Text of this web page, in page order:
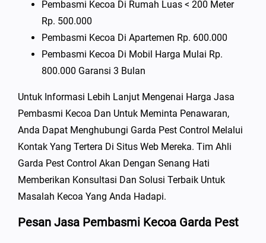
Pembasmi Kecoa Di Rumah Luas < 200 Meter
Rp. 500.000
Pembasmi Kecoa Di Apartemen Rp. 600.000
Pembasmi Kecoa Di Mobil Harga Mulai Rp.
800.000 Garansi 3 Bulan
Untuk Informasi Lebih Lanjut Mengenai Harga Jasa
Pembasmi Kecoa Dan Untuk Meminta Penawaran,
Anda Dapat Menghubungi Garda Pest Control Melalui
Kontak Yang Tertera Di Situs Web Mereka. Tim Ahli
Garda Pest Control Akan Dengan Senang Hati
Memberikan Konsultasi Dan Solusi Terbaik Untuk
Masalah Kecoa Yang Anda Hadapi.
Pesan Jasa Pembasmi Kecoa Garda Pest